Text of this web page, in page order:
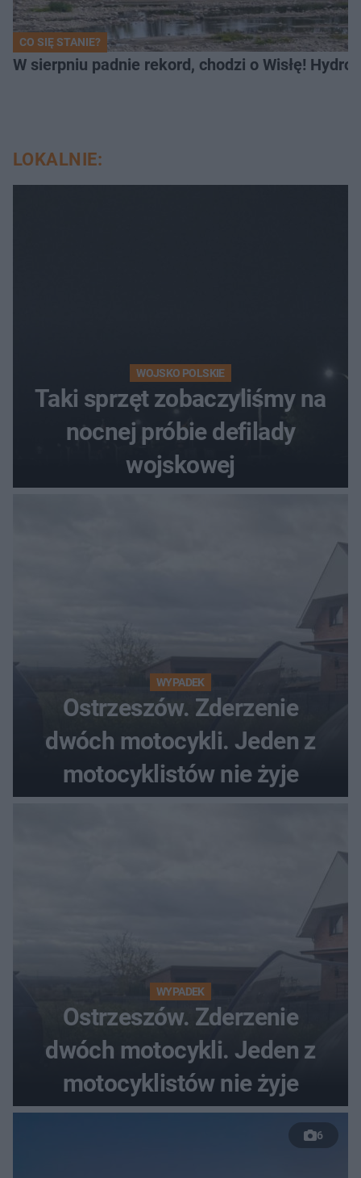
CO SIĘ STANIE?
W sierpniu padnie rekord, chodzi o Wisłę!
LOKALNIE:
WOJSKO POLSKIE
Taki sprzęt zobaczyliśmy na
nocnej próbie defilady
wojskowej
WYPADEK
Ostrzeszów. Zderzenie
dwóch motocykli. Jeden z
motocyklistów nie żyje
WYPADEK
Ostrzeszów. Zderzenie
dwóch motocykli. Jeden z
motocyklistów nie żyje
6